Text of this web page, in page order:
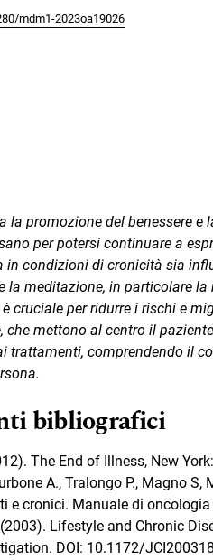
mdm1-2023oa19026
la promozione del benessere
per potersi con­tinuare a
in condizioni di cronicità sia
la meditazione, in par­ti­colare
cruciale per ridurre i rischi e
che mettono al centro il
trat­tamenti, comprendendo il
bibliografici
The End of Illness, New
A., Tralongo P., Magno
e cronici. Manuale di oncologia
(2003). Lifestyle and Chronic
DOI: 10.1172/